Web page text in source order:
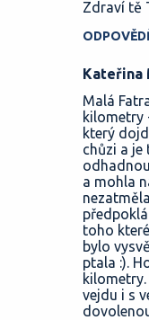
Zdraví tě
Kateřina
Malá
kilometry
který
chůzi a
a mohla
toho
bylo
ptala :).
vejdu i s